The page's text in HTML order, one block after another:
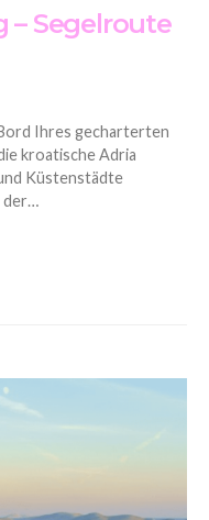
Segelroute
Ihres gecharterten
kroatische Adria
Küstenstädte
der…